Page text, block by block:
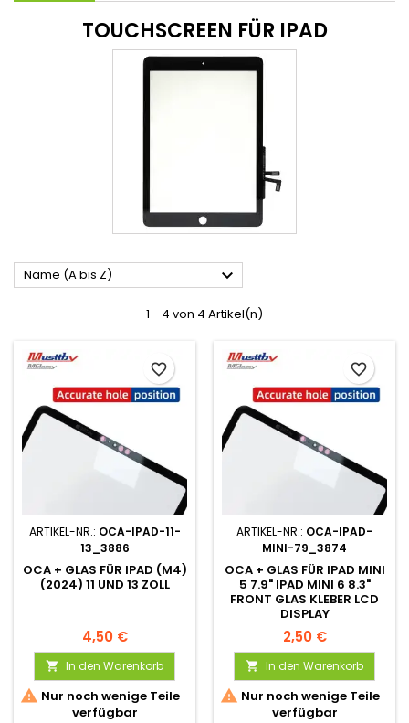
TOUCHSCREEN FÜR IPAD
Name (A bis Z) 
1 - 4 von 4 Artikel(n)
ARTIKEL-NR.: OCA-IPAD-11-
13_3886
OCA + GLAS FÜR IPAD (M4)
(2024) 11 UND 13 ZOLL
4,50 €
 In den Warenkorb
 Nur noch wenige Teile
verfügbar
favorite_border
ARTIKEL-NR.: OCA-IPAD-
MINI-79_3874
OCA + GLAS FÜR IPAD MINI
5 7.9" IPAD MINI 6 8.3"
FRONT GLAS KLEBER LCD
DISPLAY
2,50 €
 In den Warenkorb
 Nur noch wenige Teile
verfügbar
favorite_border